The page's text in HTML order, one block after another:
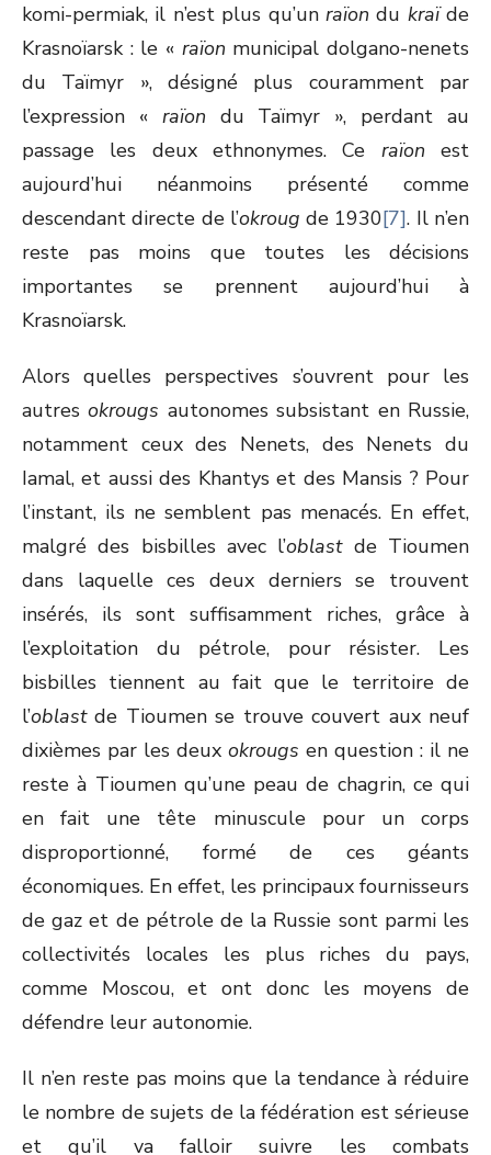
komi-permiak, il n’est plus qu’un raïon du kraïde
Krasnoïarsk : le « raïon municipal dolgano-nenets
du Taïmyr », désigné plus couramment par
l’expression « raïon du Taïmyr », perdant au
passage les deux ethnonymes. Ce raïon est
aujourd’hui néanmoins présenté comme
descendant directe de l’okroug de 1930[7]. Il n’en
reste pas moins que toutes les décisions
importantes se prennent aujourd’hui à
Krasnoïarsk.
Alors quelles perspectives s’ouvrent pour les
autresokrougs autonomes subsistant en Russie,
notamment ceux des Nenets, des Nenets du
Iamal, et aussi des Khantys et des Mansis ? Pour
l’instant, ils ne semblent pas menacés. En effet,
malgré des bisbilles avec l’oblastde Tioumen
dans laquelle ces deux derniers se trouvent
insérés, ils sont suffisamment riches, grâce à
l’exploitation du pétrole, pour résister. Les
bisbilles tiennent au fait que le territoire de
l’oblastde Tioumen se trouve couvert aux neuf
dixièmes par les deux okrougs en question : il ne
reste à Tioumen qu’une peau de chagrin, ce qui
en fait une tête minuscule pour un corps
disproportionné, formé de ces géants
économiques. En effet, les principaux fournisseurs
de gaz et de pétrole de la Russie sont parmi les
collectivités locales les plus riches du pays,
comme Moscou, et ont donc les moyens de
défendre leur autonomie.
Il n’en reste pas moins que la tendance à réduire
le nombre de sujets de la fédération est sérieuse
et qu’il va falloir suivre les combats